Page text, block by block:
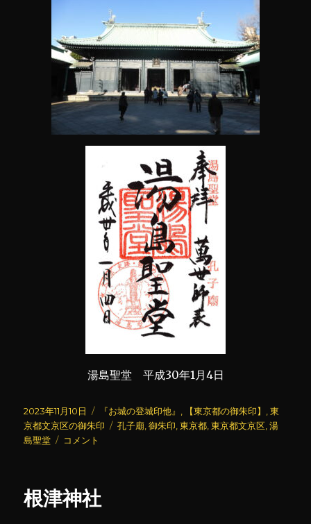
湯島聖堂 平成30年1月4日
投
稿
日:
2023年11月10日
カ
テ
『お城の登城印他』 【東京都の御朱印】 ,東
京都文京区の御朱印
タ
孔子廟 ,御朱印 ,東京都 ,東京都文京区 ,湯
島聖堂
湯
に
コメント
根津神社